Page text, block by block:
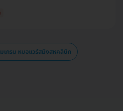
เกรน หมอแวร์สมิงสหคลินิก